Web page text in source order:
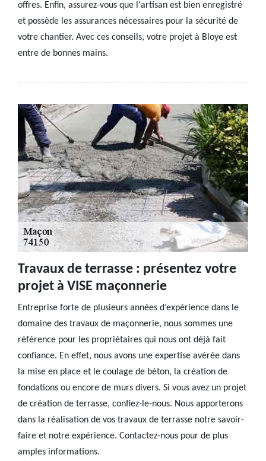
offres. Enfin, assurez-vous que l'artisan est bien enregistré
et possède les assurances nécessaires pour la sécurité de
votre chantier. Avec ces conseils, votre projet à Bloye est
entre de bonnes mains.
Travaux de terrasse : présentez votre
projet à VISE maçonnerie
Entreprise forte de plusieurs années d’expérience dans le
domaine des travaux de maçonnerie, nous sommes une
référence pour les propriétaires qui nous ont déjà fait
confiance. En effet, nous avons une expertise avérée dans
la mise en place et le coulage de béton, la création de
fondations ou encore de murs divers. Si vous avez un projet
de création de terrasse, confiez-le-nous. Nous apporterons
dans la réalisation de vos travaux de terrasse notre savoir-
faire et notre expérience. Contactez-nous pour de plus
amples informations.